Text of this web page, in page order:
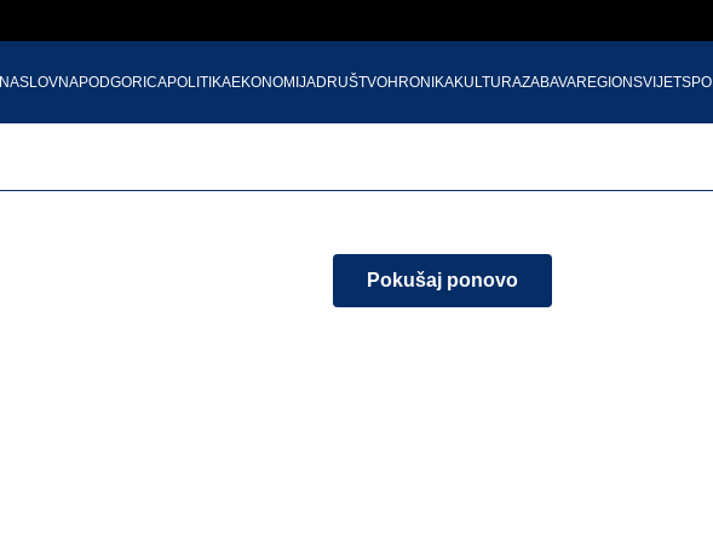
NASLOVNAPODGORICAPOLITIKAEKONOMIJADRUŠTVOHRONIKAKULTURAZABAVAREGIONSVIJET
Pokušaj ponovo